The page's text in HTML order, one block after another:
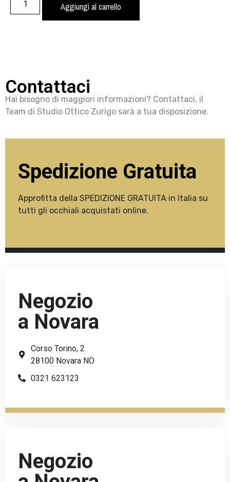
Aggiungi al carrello
Contattaci
Hai bisogno di maggiori informazioni? Contattaci, il
Team di Studio Ottico Zurigo sarà a tua disposizione.
Spedizione Gratuita
Approfitta della SPEDIZIONE GRATUITA in Italia su
tutti gli occhiali acquistati online.
Negozio
a Novara
Corso Torino, 2
28100 Novara NO
0321 623123
Negozio